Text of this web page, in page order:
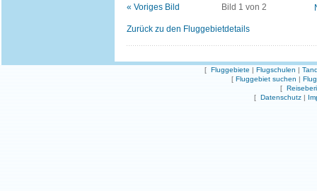
« Voriges Bild Bild 1 von 2
Zurück zu den Fluggebietdetails
[ Fluggebiete | Flugschulen |
[ Fluggebiet suchen |
[
[ Datenschutz |